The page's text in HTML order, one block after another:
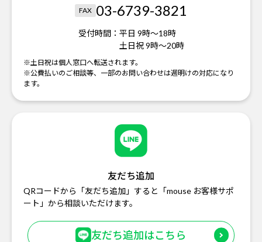
FAX 03-6739-3821
受付時間： 平日 9時～18時
土日祝 9時～20時
※土日祝は個人窓口へ転送されます。
※公費払いのご相談等、一部のお問い合わせは週明けの対応になり
ます。
友だち追加
QRコードから「友だち追加」すると「mouse お客様サポ
ート」から相談いただけます。
友だち追加はこちら